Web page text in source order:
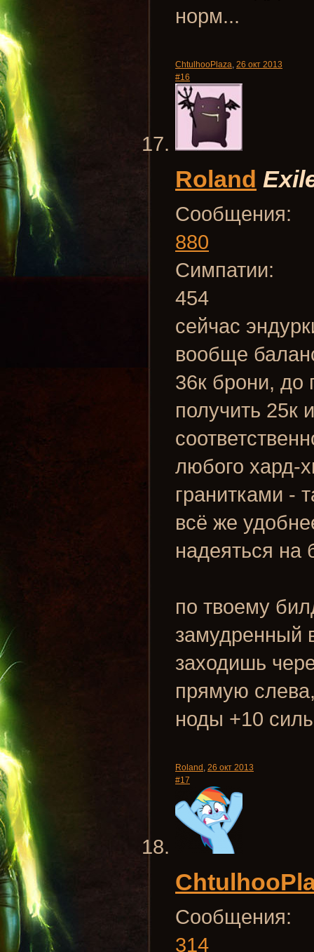
норм...
ChtulhooPlaza, 26 окт 2013
#16
Roland
Сообщения:
880
Симпатии:
454
сейчас
вообще
36к брони, до
получить 25к
любого хард-
гранитками -
всё же
надеяться на
по твоему
замудренный
заходишь
прямую
ноды +10
Roland , 26 окт 2013
#17
Сообщения:
314